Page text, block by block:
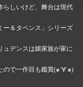
らしいけど、舞台は現代
ー＆タペンス」シリーズ
ュデンスは娘家族が家に
ので一作目も鑑賞(๑´∀`๑)